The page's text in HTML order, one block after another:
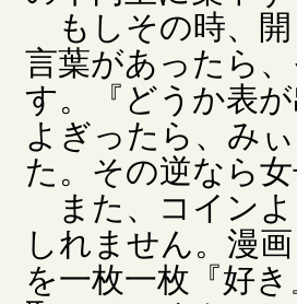
もしその時、開
言葉があったら
す。『どうか表
よぎったら、み
た。その逆なら
また、コインよ
しれません。漫
を一枚一枚『好